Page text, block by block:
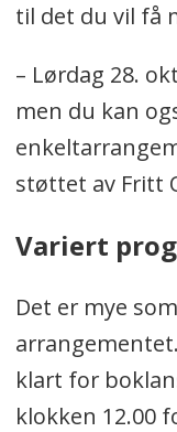
til det du vil få
– Lørdag 28.
men du kan
støttet av Fritt
Variert
Det er mye
klart for
klokken 12.00